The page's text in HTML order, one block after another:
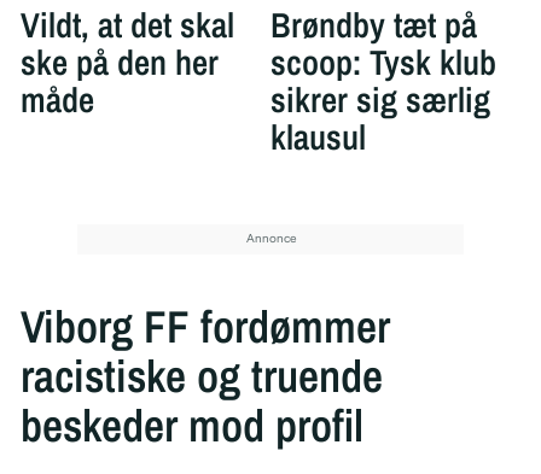
Vildt, at det skal
ske på den her
måde
Brøndby tæt på
scoop: Tysk klub
sikrer sig særlig
klausul
Viborg FF fordømmer
racistiske og truende
beskeder mod profil